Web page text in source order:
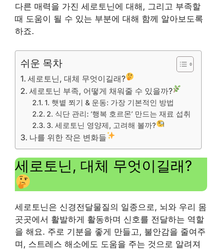
다른 매력을 가진 세로토닌에 대해, 그리고 부족할
때 도움이 될 수 있는 부분에 대해 함께 알아보도록
하죠.
쉬운 목차
세로토닌, 대체 무엇이길래?
세로토닌 부족, 어떻게 채워줄 수 있을까?
1. 햇볕 쬐기 & 운동: 가장 기본적인 방법
2. 식단 관리: ‘행복 호르몬’ 만드는 재료 섭취
3. 세로토닌 영양제, 고려해 볼까?
나를 위한 작은 변화들
세로토닌, 대체 무엇이길래?
세로토닌은 신경전달물질의 일종으로, 뇌와 우리 몸
곳곳에서 활발하게 활동하며 신호를 전달하는 역할
을 해요. 주로 기분을 좋게 만들고, 불안감을 줄여주
며, 스트레스 해소에도 도움을 주는 것으로 알려져